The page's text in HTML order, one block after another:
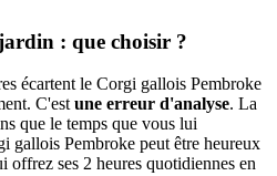
: que choisir ?
écartent le Corgi gallois Pembroke
C'estune erreur d'analyse. La
que le temps que vous lui
gallois Pembroke peut être heureux
offrez ses 2 heures quotidiennes en